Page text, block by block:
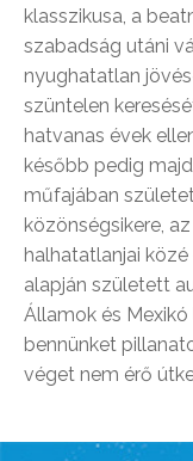
klasszikusa, a
szabadság utáni
nyughatatlan
szüntelen
hatvanas évek
később pedig
műfajában
közönségsikere,
halhatatlanjai
alapján született
Államok és
bennünket
véget nem érő